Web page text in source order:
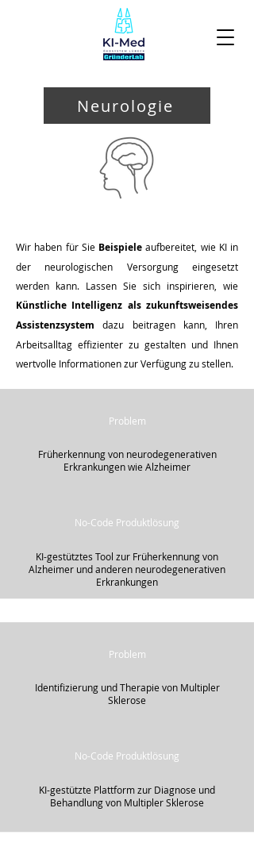
Neurologie
Wir haben für Sie Beispiele aufbereitet, wie KI in
der neurologischen Versorgung eingesetzt
werden kann. Lassen Sie sich inspirieren, wie
Künstliche Intelligenz als zukunftsweisendes
Assistenzsystem dazu beitragen kann, Ihren
Arbeitsalltag effizienter zu gestalten und Ihnen
wertvolle Informationen zur Verfügung zu stellen.
Problem
Früherkennung von neurodegenerativen
Erkrankungen wie Alzheimer
No-Code Produktlösung
KI-gestütztes Tool zur Früherkennung von
Alzheimer und anderen neurodegenerativen
Erkrankungen
Problem
Identifizierung und Therapie von Multipler
Sklerose
No-Code Produktlösung
KI-gestützte Plattform zur Diagnose und
Behandlung von Multipler Sklerose